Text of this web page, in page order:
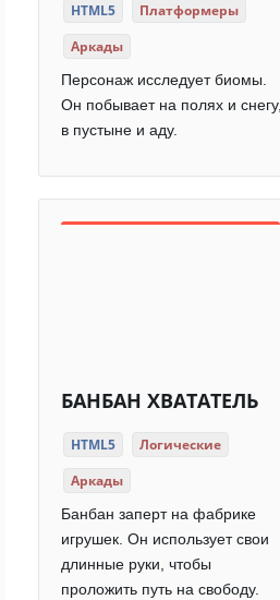
HTML5
Платформеры
Аркады
Персонаж исследует биомы.
Он побывает на полях и снегу,
в пустыне и аду.
БАНБАН ХВАТАТЕЛЬ
HTML5
Логические
Аркады
Банбан заперт на фабрике
игрушек. Он использует свои
длинные руки, чтобы
проложить путь на свободу.